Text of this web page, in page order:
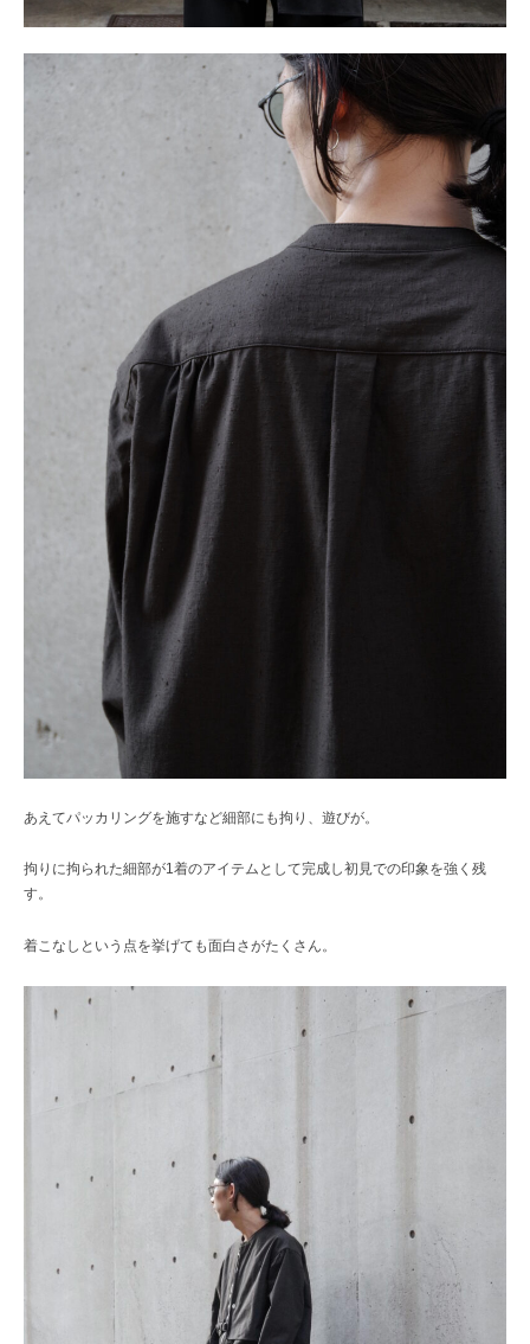
あえてパッカリングを施すなど細部にも拘り、遊びが。
拘りに拘られた細部が1着のアイテムとして完成し初見での印象を強く残
す。
着こなしという点を挙げても面白さがたくさん。